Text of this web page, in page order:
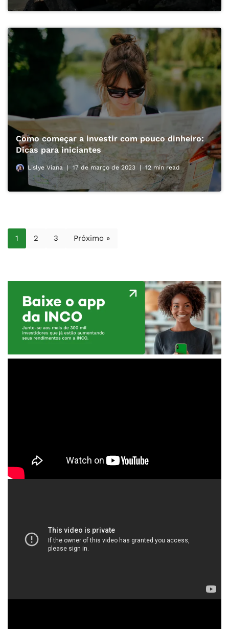
Como começar a investir com pouco dinheiro:
Dicas para iniciantes
Lislye Viana 17 de março de 2023 12 min read
1 2 3 Próximo »